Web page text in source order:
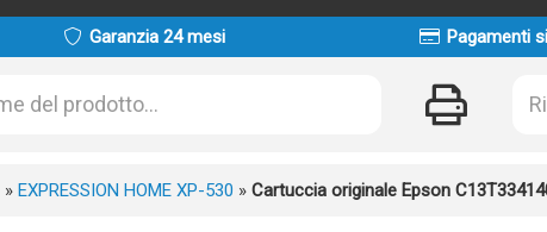
Garanzia 24 mesi Pagamenti
» EXPRESSION HOME XP-530 » Cartuccia originale Epson